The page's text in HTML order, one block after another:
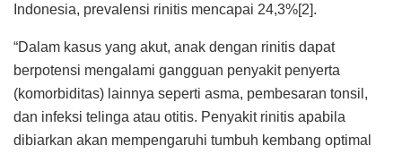
Indonesia, prevalensi rinitis mencapai 24,3%[2].
“Dalam kasus yang akut, anak dengan rinitis dapat
berpotensi mengalami gangguan penyakit penyerta
(komorbiditas) lainnya seperti asma, pembesaran tonsil,
dan infeksi telinga atau otitis. Penyakit rinitis apabila
dibiarkan akan mempengaruhi tumbuh kembang optimal